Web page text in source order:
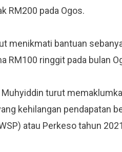
RM200 pada Ogos.
menikmati bantuan
RM100 ringgit pada bulan
turut
kehilangan pendapatan
atau Perkeso tahun